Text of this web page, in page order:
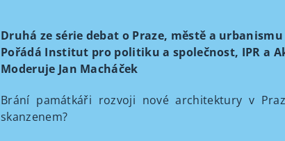
Druhá ze série debat o Praze, městě a urbanismu
Pořádá Institut pro politiku a společnost, IPR a
Moderuje Jan Macháček
Brání památkáři rozvoji nové architektury v
skanzenem?